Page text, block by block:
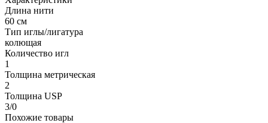
Длина нити
60 см
Тип иглы/лигатура
колющая
Количество игл
1
Толщина метрическая
2
Толщина USP
3/0
Похожие товары